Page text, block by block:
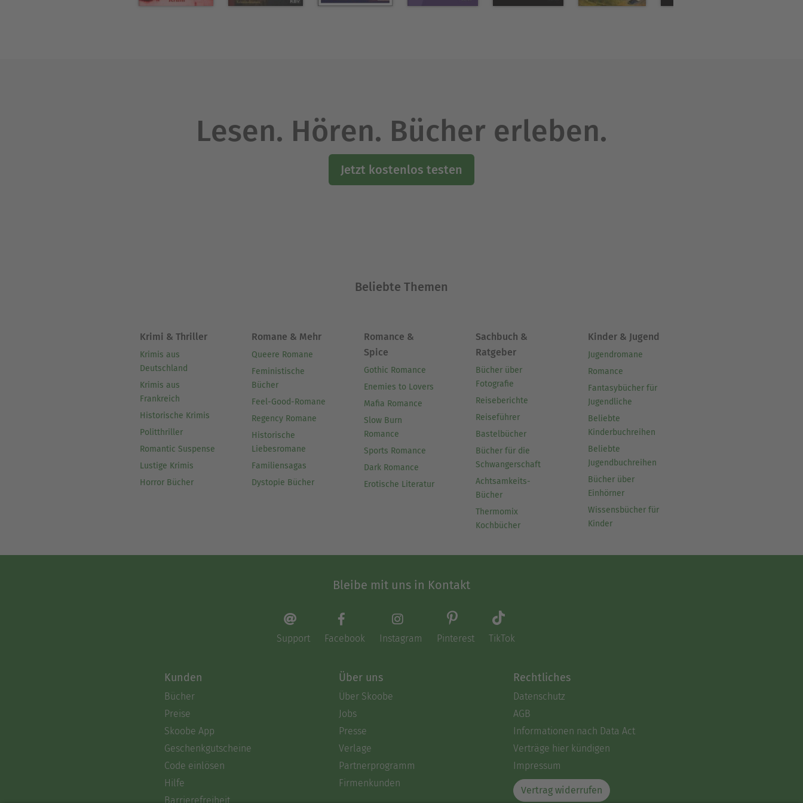
Lesen. Hören. Bücher erleben.
Jetzt kostenlos testen
Beliebte Themen
Krimi & Thriller
Krimis aus
Deutschland
Krimis aus
Frankreich
Historische Krimis
Politthriller
Romantic Suspense
Lustige Krimis
Horror Bücher
Romane & Mehr
Queere Romane
Feministische
Bücher
Feel-Good-Romane
Regency Romane
Historische
Liebesromane
Familiensagas
Dystopie Bücher
Romance &
Spice
Gothic Romance
Enemies to Lovers
Mafia Romance
Slow Burn
Romance
Sports Romance
Dark Romance
Erotische Literatur
Sachbuch &
Ratgeber
Bücher über
Fotografie
Reiseberichte
Reiseführer
Bastelbücher
Bücher für die
Schwangerschaft
Achtsamkeits-
Bücher
Thermomix
Kochbücher
Kinder & Jugend
Jugendromane
Romance
Fantasybücher für
Jugendliche
Beliebte
Kinderbuchreihen
Beliebte
Jugendbuchreihen
Bücher über
Einhörner
Wissensbücher für
Kinder
Bleibe mit uns in Kontakt
Support Facebook Instagram Pinterest TikTok
Kunden
Bücher
Preise
Skoobe App
Geschenkgutscheine
Code einlösen
Hilfe
Barrierefreiheit
Über uns
Über Skoobe
Jobs
Presse
Verlage
Partnerprogramm
Firmenkunden
Rechtliches
Datenschutz
AGB
Informationen nach Data Act
Verträge hier kündigen
Impressum
Vertrag widerrufen